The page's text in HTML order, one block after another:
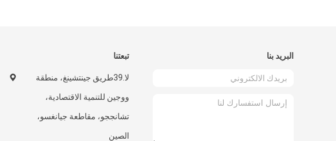
تبعتنا
لا.39طريق جينتشينغ، منطقة
ووجين للتنمية الاقتصادية،
تشانججو، مقاطعة جيانغسو،
الصين
البريد بنا